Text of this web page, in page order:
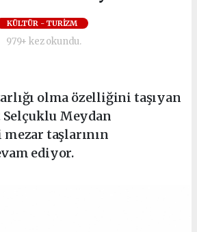
KÜLTÜR - TURİZM
979+ kez okundu.
olma özelliğini taşıyan
Meydan
taşlarının
ediyor.